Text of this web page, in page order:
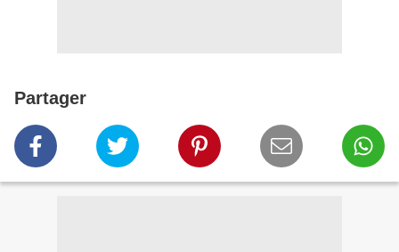
Partager